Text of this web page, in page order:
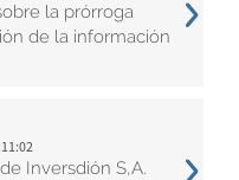
la prórroga
de la información
Inversdión S,A.